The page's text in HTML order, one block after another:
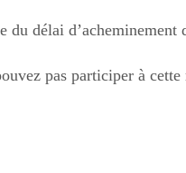
du délai
pas participer à